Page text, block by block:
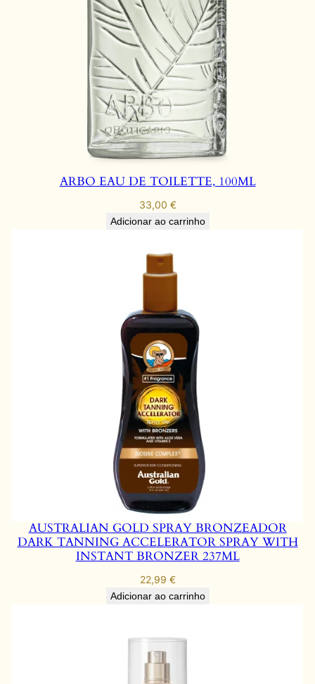
ARBO EAU DE TOILETTE, 100ML
33,00 €
Adicionar ao carrinho
AUSTRALIAN GOLD SPRAY BRONZEADOR
DARK TANNING ACCELERATOR SPRAY WITH
INSTANT BRONZER 237ML
22,99 €
Adicionar ao carrinho